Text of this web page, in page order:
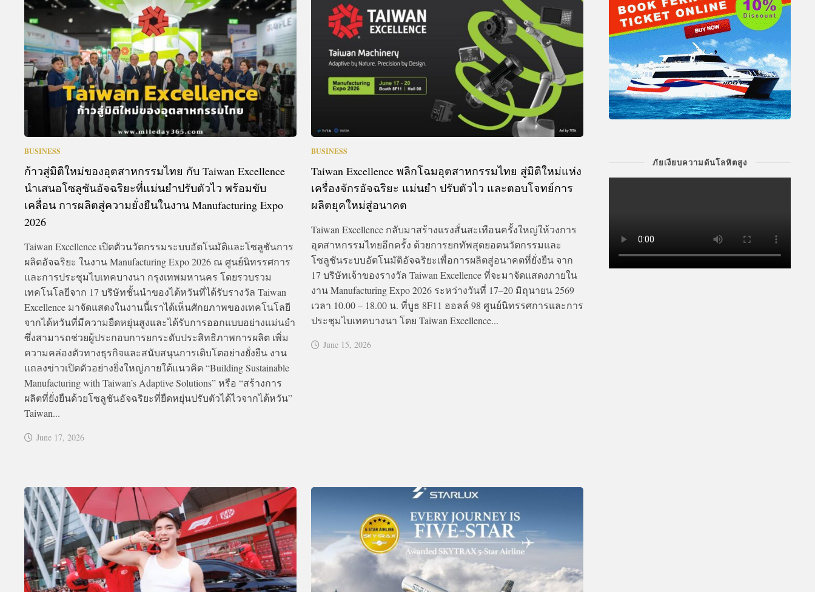
ACTIVITIES
&
EVENT
DEAL
BUSINESS
ก้าวสู่มิติใหม่ของอุตสาหกรรมไทย กับ Taiwan Excellence
นำเสนอโซลูชันอัจฉริยะที่แม่นยำปรับตัวไว พร้อมขับ
เคลื่อน การผลิตสู่ความยั่งยืนในงาน Manufacturing Expo
2026
Taiwan Excellence เปิดตัวนวัตกรรมระบบอัตโนมัติและโซลูชันการ
ผลิตอัจฉริยะ ในงาน Manufacturing Expo 2026 ณ ศูนย์นิทรรศการ
และการประชุมไบเทคบางนา กรุงเทพมหานคร โดยรวบรวม
เทคโนโลยีจาก 17 บริษัทชั้นนำของไต้หวันที่ได้รับรางวัล Taiwan
Excellence มาจัดแสดงในงานนี้เราได้เห็นศักยภาพของเทคโนโลยี
จากได้หวันที่มีความยืดหยุ่นสูงและได้รับการออกแบบอย่างแม่นยำ
ซึ่งสามารถช่วยผู้ประกอบการยกระดับประสิทธิภาพการผลิต เพิ่ม
ความคล่องตัวทางธุรกิจและสนับสนุนการเติบโตอย่างยั่งยืน งาน
แถลงข่าวเปิดตัวอย่างยิ่งใหญ่ภายใต้แนวคิด “Building Sustainable
Manufacturing with Taiwan’s Adaptive Solutions” หรือ “สร้างการ
ผลิตที่ยั่งยืนด้วยโซลูชันอัจฉริยะที่ยืดหยุ่นปรับตัวได้ไวจากไต้หวัน”
Taiwan...
June 17, 2026
BUSINESS
Taiwan Excellence พลิกโฉมอุตสาหกรรมไทย สู่มิติใหม่แห่ง
เครื่องจักรอัจฉริยะ แม่นยำ ปรับตัวไว และตอบโจทย์การ
ผลิตยุคใหม่สู่อนาคต
Taiwan Excellence กลับมาสร้างแรงสั่นสะเทือนครั้งใหญ่ให้วงการ
อุตสาหกรรมไทยอีกครั้ง ด้วยการยกทัพสุดยอดนวัตกรรมและ
โซลูชันระบบอัตโนมัติอัจฉริยะเพื่อการผลิตสู่อนาคตที่ยั่งยืน จาก
17 บริษัทเจ้าของรางวัล Taiwan Excellence ที่จะมาจัดแสดงภายใน
งาน Manufacturing Expo 2026 ระหว่างวันที่ 17–20 มิถุนายน 2569
เวลา 10.00 – 18.00 น. ที่บูธ 8F11 ฮอลล์ 98 ศูนย์นิทรรศการและการ
ประชุมไบเทคบางนา โดย Taiwan Excellence...
June 15, 2026
ภัยเงียบความดันโลหิตสูง